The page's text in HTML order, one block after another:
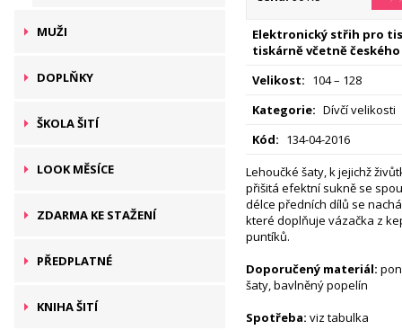
MUŽI
DOPLŇKY
ŠKOLA ŠITÍ
LOOK MĚSÍCE
ZDARMA KE STAŽENÍ
PŘEDPLATNÉ
KNIHA ŠITÍ
Elektronický střih pro
tiskárně včetně českého
Velikost: 104 – 128
Kategorie: Dívčí velikosti
Kód: 134-04-2016
Lehoučké šaty, k jejichž
přišitá efektní sukně se
délce předních dílů se
které doplňuje vázačka z
puntíků.
Doporučený materiál:
šaty, bavlněný popelín
Spotřeba: viz tabulka